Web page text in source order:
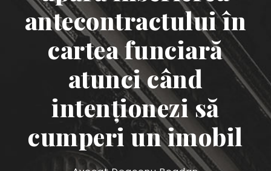
antecontractului în
cartea funciară
atunci când
intenționezi să
cumperi un imobil